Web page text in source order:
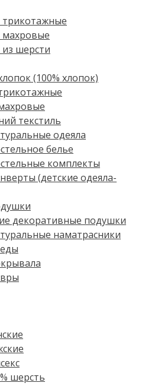
шерсти
(100% хлопок)
текстиль
одеяла
белье
комплекты
(детские одеяла-
декоративные подушки
наматрасники
шерсть